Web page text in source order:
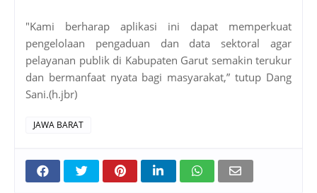
"Kami berharap aplikasi ini dapat memperkuat
pengelolaan pengaduan dan data sektoral agar
pelayanan publik di Kabupaten Garut semakin terukur
dan bermanfaat nyata bagi masyarakat,” tutup Dang
Sani.(h.jbr)
JAWA BARAT